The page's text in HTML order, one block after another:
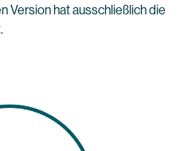
Version hat ausschließlich die